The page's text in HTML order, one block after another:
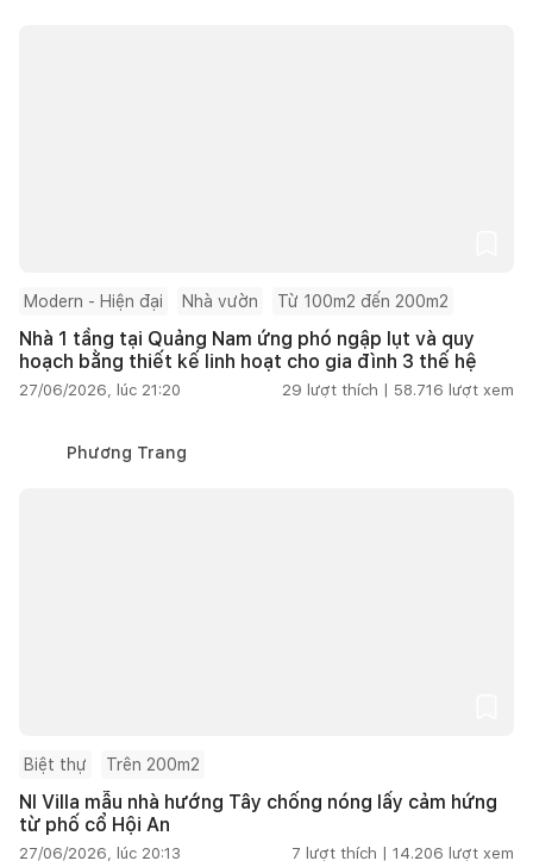
Modern - Hiện đại Nhà vườn Từ 100m2 đến 200m2
Nhà 1 tầng tại Quảng Nam ứng phó ngập lụt và quy
hoạch bằng thiết kế linh hoạt cho gia đình 3 thế hệ
27/06/2026, lúc 21:20 29 lượt thích | 58.716 lượt xem
Phương Trang
Biệt thự Trên 200m2
NI Villa mẫu nhà hướng Tây chống nóng lấy cảm hứng
từ phố cổ Hội An
27/06/2026, lúc 20:13 7 lượt thích | 14.206 lượt xem